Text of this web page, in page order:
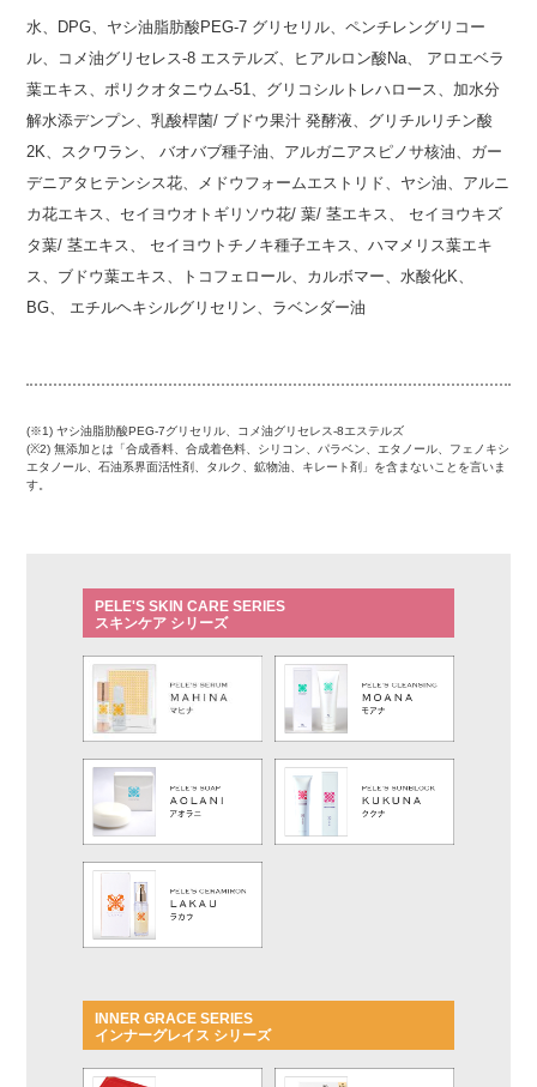
水、DPG、ヤシ油脂肪酸PEG-7 グリセリル、ペンチレングリコー
ル、コメ油グリセレス-8 エステルズ、ヒアルロン酸Na、 アロエベラ
葉エキス、ポリクオタニウム-51、グリコシルトレハロース、加水分
解水添デンプン、乳酸桿菌/ ブドウ果汁 発酵液、グリチルリチン酸
2K、スクワラン、 バオバブ種子油、アルガニアスピノサ核油、ガー
デニアタヒテンシス花、メドウフォームエストリド、ヤシ油、アルニ
カ花エキス、セイヨウオトギリソウ花/ 葉/ 茎エキス、 セイヨウキズ
タ葉/ 茎エキス、 セイヨウトチノキ種子エキス、ハマメリス葉エキ
ス、ブドウ葉エキス、トコフェロール、カルボマー、水酸化K、
BG、 エチルヘキシルグリセリン、ラベンダー油
(※1) ヤシ油脂肪酸PEG-7グリセリル、コメ油グリセレス-8エステルズ
(※2) 無添加とは「合成香料、合成着色料、シリコン、パラベン、エタノール、フェノキシ
エタノール、石油系界面活性剤、タルク、鉱物油、キレート剤」を含まないことを言いま
す。
PELE'S SKIN CARE SERIES
スキンケア シリーズ
INNER GRACE SERIES
インナーグレイス シリーズ